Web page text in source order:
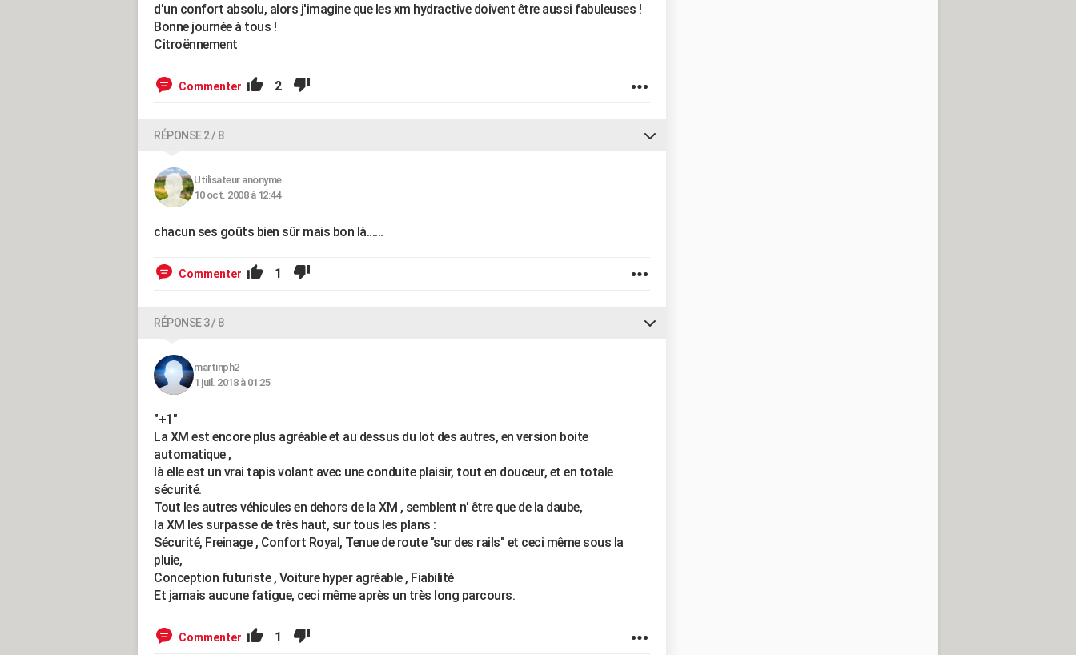
d'un confort absolu, alors j'imagine que les xm hydractive doivent être aussi fabuleuses !
Bonne journée à tous !
Citroënnement
Commenter 2
RÉPONSE 2 / 8
Utilisateur anonyme
10 oct. 2008 à 12:44
chacun ses goûts bien sûr mais bon là......
Commenter 1
RÉPONSE 3 / 8
martinph2
1 juil. 2018 à 01:25
"+1"
La XM est encore plus agréable et au dessus du lot des autres, en version boite
automatique ,
là elle est un vrai tapis volant avec une conduite plaisir, tout en douceur, et en totale
sécurité.
Tout les autres véhicules en dehors de la XM , semblent n' être que de la daube,
la XM les surpasse de très haut, sur tous les plans :
Sécurité, Freinage , Confort Royal, Tenue de route "sur des rails" et ceci même sous la
pluie,
Conception futuriste , Voiture hyper agréable , Fiabilité
Et jamais aucune fatigue, ceci même après un très long parcours.
Commenter 1